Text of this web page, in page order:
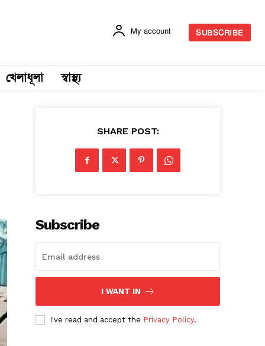
My account SUBSCRIBE
খেলাধূলা স্বাস্থ্য
SHARE POST:
Subscribe
I WANT IN
I've read and accept the Privacy Policy.